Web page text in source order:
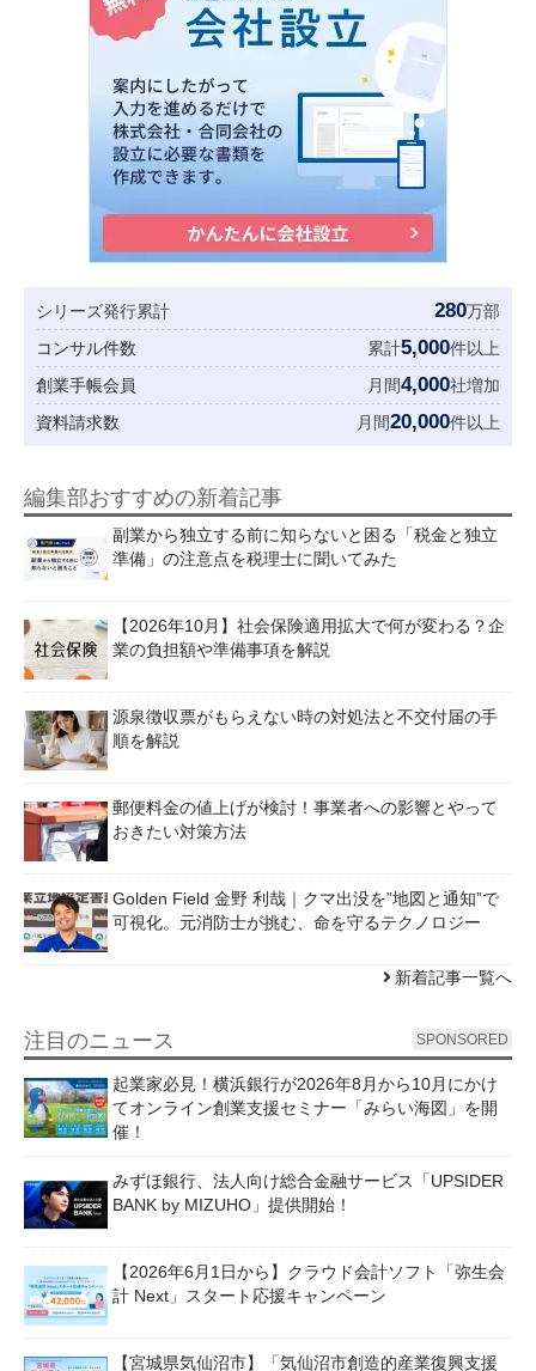
シリーズ発行累計 280万部
コンサル件数
累計5,000件以上
創業手帳会員
月間4,000社増加
資料請求数
月間20,000件以上
編集部おすすめの新着記事
副業から独立する前に知らないと困る「税金と独立
準備」の注意点を税理士に聞いてみた
【2026年10月】社会保険適用拡大で何が変わる？企
業の負担額や準備事項を解説
源泉徴収票がもらえない時の対処法と不交付届の手
順を解説
郵便料金の値上げが検討！事業者への影響とやって
おきたい対策方法
Golden Field 金野 利哉｜クマ出没を”地図と通知”で
可視化。元消防士が挑む、命を守るテクノロジー
新着記事一覧へ
注目のニュース SPONSORED
起業家必見！横浜銀行が2026年8月から10月にかけ
てオンライン創業支援セミナー「みらい海図」を開
催！
みずほ銀行、法人向け総合金融サービス「UPSIDER
BANK by MIZUHO」提供開始！
【2026年6月1日から】クラウド会計ソフト「弥生会
計 Next」スタート応援キャンペーン
【宮城県気仙沼市】「気仙沼市創造的産業復興支援